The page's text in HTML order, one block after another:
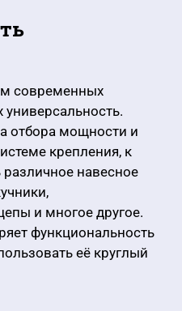
современных
универсальность.
отбора мощности и
крепления, к
навесное
и многое другое.
функциональность
её круглый